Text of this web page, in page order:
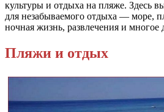
культуры и отдыха на пляже. Здесь
для незабываемого отдыха — море,
ночная жизнь, развлечения и многое
Пляжи и отдых